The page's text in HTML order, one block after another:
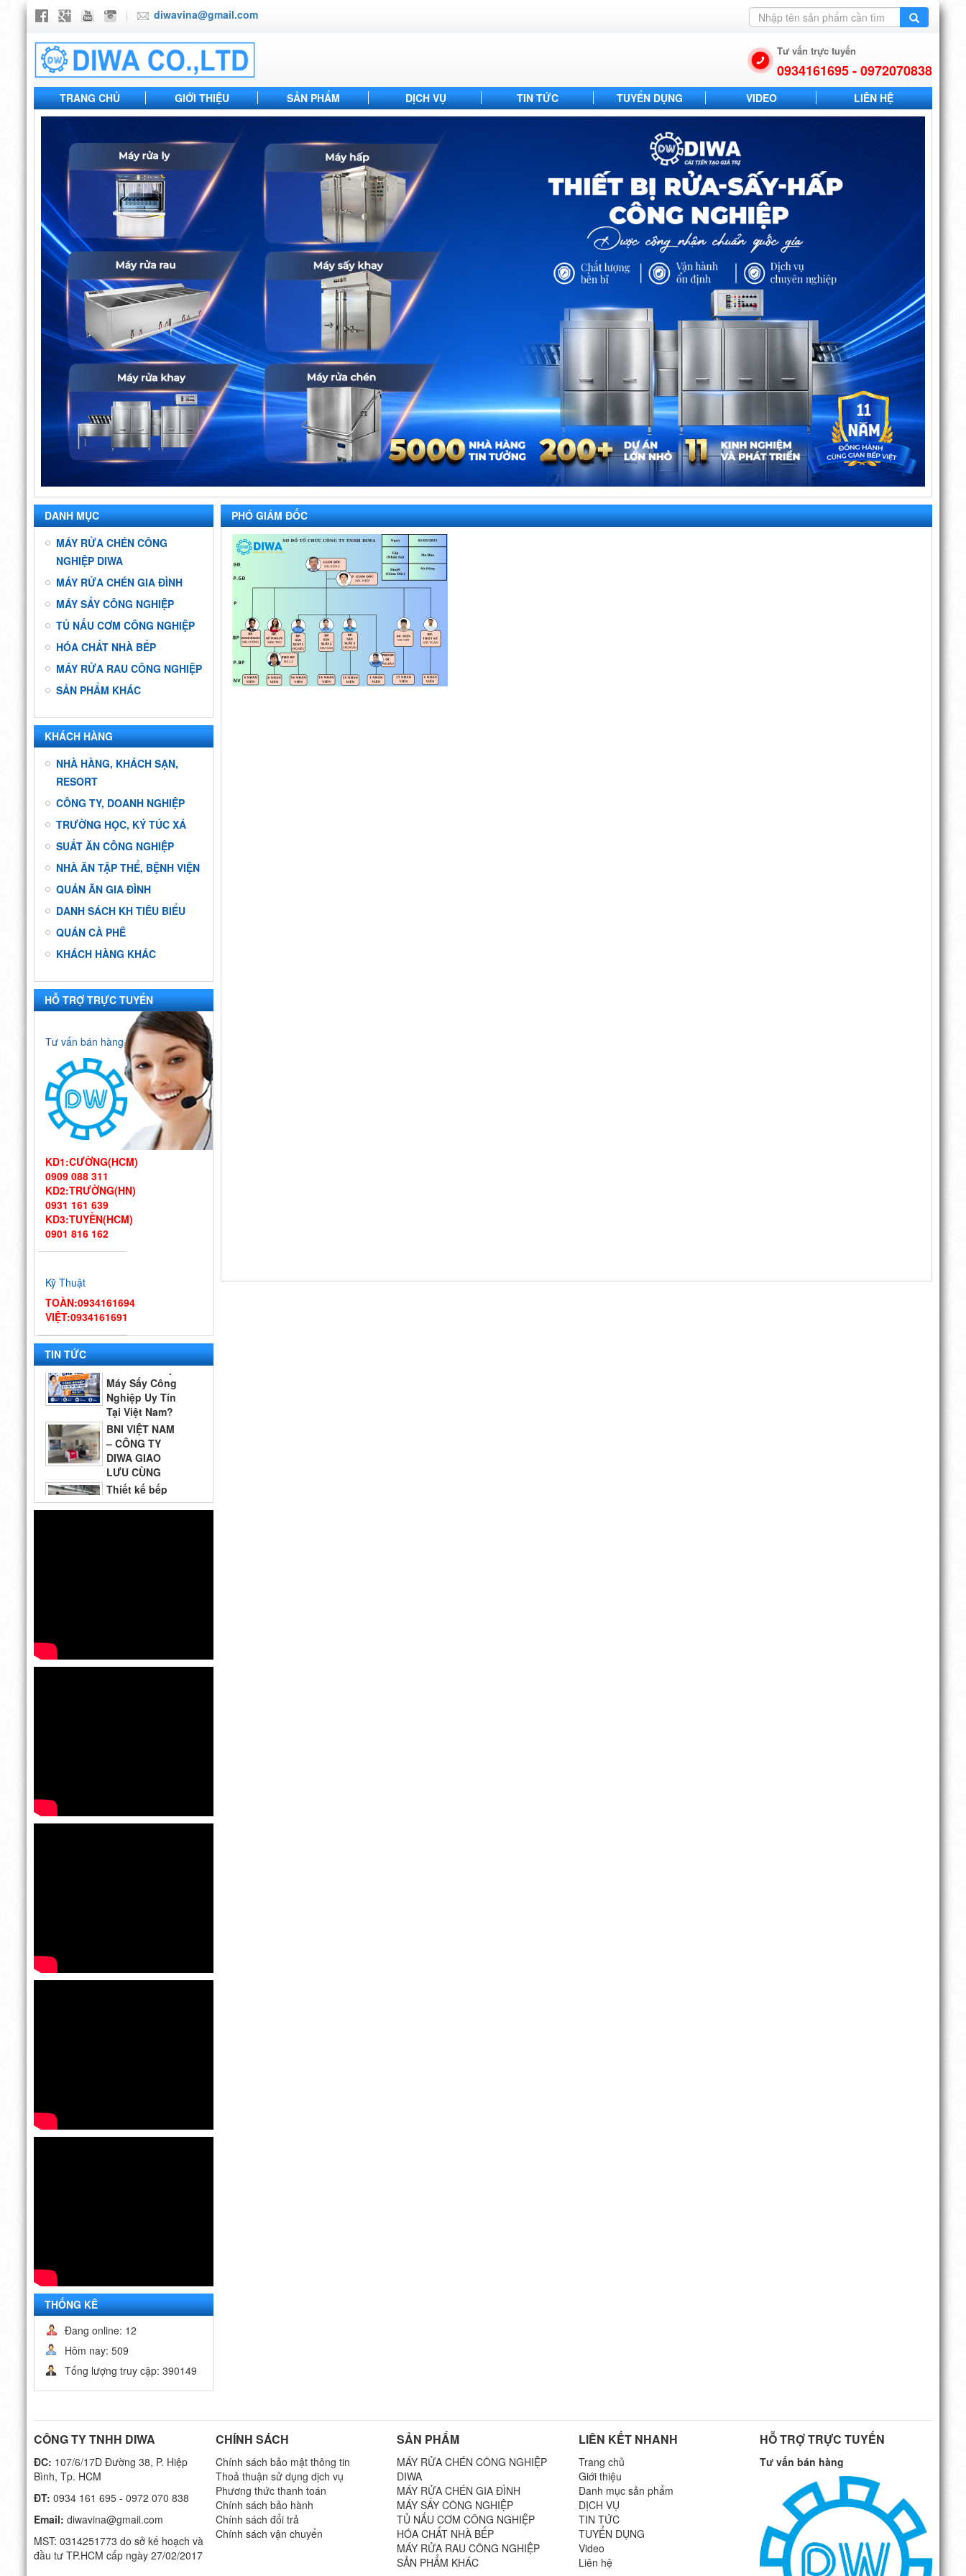
diwavina@gmail.com
Tư vấn trực tuyến
0934161695 - 0972070838
TRANG CHỦ GIỚI THIỆU SẢN PHẨM DỊCH VỤ TIN TỨC TUYỂN DỤNG VIDEO LIÊN HỆ
DANH MỤC
MÁY RỬA CHÉN CÔNG
NGHIỆP DIWA
MÁY RỬA CHÉN GIA ĐÌNH
MÁY SẤY CÔNG NGHIỆP
TỦ NẤU CƠM CÔNG NGHIỆP
HÓA CHẤT NHÀ BẾP
MÁY RỬA RAU CÔNG NGHIỆP
SẢN PHẨM KHÁC
KHÁCH HÀNG
NHÀ HÀNG, KHÁCH SẠN,
RESORT
CÔNG TY, DOANH NGHIỆP
TRƯỜNG HỌC, KÝ TÚC XÁ
SUẤT ĂN CÔNG NGHIỆP
NHÀ ĂN TẬP THỂ, BỆNH VIỆN
QUÁN ĂN GIA ĐÌNH
DANH SÁCH KH TIÊU BIỂU
QUÁN CÀ PHÊ
KHÁCH HÀNG KHÁC
HỖ TRỢ TRỰC TUYẾN
Tư vấn bán hàng
KD1:CƯỜNG(HCM)
0909 088 311
KD2:TRƯỜNG(HN)
0931 161 639
KD3:TUYỀN(HCM)
0901 816 162
Kỹ Thuật
TOÀN:0934161694
VIỆT:0934161691
TIN TỨC
Thiết kế bếp
một chiều đạt
chuẩn VSATTP
– Gợi ý quy trình & thiết bị
từ chuyên gia DIWA
máy sản xuất máy rửa chén
công nghiệp DIWA
Ở Đâu Chế Tạo
Máy Sấy Công
Nghiệp Uy Tín
Tại Việt Nam?
Top 5 Địa Chỉ Đáng Tin Cậy
BNI VIỆT NAM
– CÔNG TY
DIWA GIAO
LƯU CÙNG
QUÝ DOANH NGHIỆP VÀ
CÁC GIAN HÀNG THAM GIA
2026
Thiết kế bếp
một chiều đạt
chuẩn VSATTP
– Gợi ý quy trình & thiết bị
từ chuyên gia DIWA
Công ty Vĩnh
Hoàn tới tham quan nhà
THỐNG KÊ
Đang online: 12
Hôm nay: 509
Tống lượng truy cập: 390149
PHÓ GIÁM ĐỐC
CÔNG TY TNHH DIWA
ĐC: 107/6/17D Đường 38, P. Hiệp
Bình, Tp. HCM
ĐT: 0934 161 695 - 0972 070 838
Email: diwavina@gmail.com
MST: 0314251773 do sở kế hoạch và
đầu tư TP.HCM cấp ngày 27/02/2017
CHÍNH SÁCH
Chính sách bảo mật thông tin
Thoả thuận sử dụng dịch vụ
Phương thức thanh toán
Chính sách bảo hành
Chính sách đổi trả
Chính sách vận chuyển
SẢN PHẨM
MÁY RỬA CHÉN CÔNG NGHIỆP
DIWA
MÁY RỬA CHÉN GIA ĐÌNH
MÁY SẤY CÔNG NGHIỆP
TỦ NẤU CƠM CÔNG NGHIỆP
HÓA CHẤT NHÀ BẾP
MÁY RỬA RAU CÔNG NGHIỆP
SẢN PHẨM KHÁC
LIÊN KẾT NHANH
Trang chủ
Giới thiệu
Danh mục sản phẩm
DỊCH VỤ
TIN TỨC
TUYỂN DỤNG
Video
Liên hệ
HỖ TRỢ TRỰC TUYẾN
Tư vấn bán hàng